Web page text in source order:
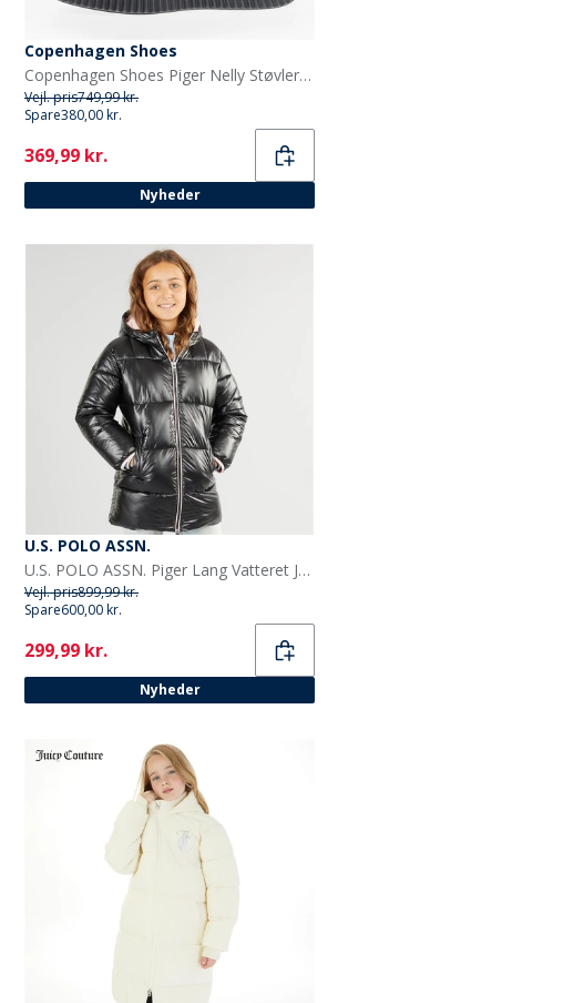
Copenhagen Shoes
Copenhagen Shoes Piger Nelly Støvler 0241 Cognac
Vejl. pris749,99 kr.
Spare380,00 kr.
Current
369,99 kr.
Nyheder
U.S. POLO ASSN.
U.S. POLO ASSN. Piger Lang Vatteret Jakke Sort
Vejl. pris899,99 kr.
Spare600,00 kr.
Current
299,99 kr.
Nyheder